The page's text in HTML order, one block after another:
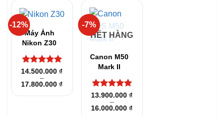
-12%
Máy Ảnh
Nikon Z30
Được xếp
hạng5
sao
14.500.000₫
–
17.800.000₫Khoảng
giá:
từ
-7%
HẾT HÀNG
Canon M50
Mark II
Được xếp
hạng5
sao
13.900.000₫
–
16.000.000₫Khoảng
giá: